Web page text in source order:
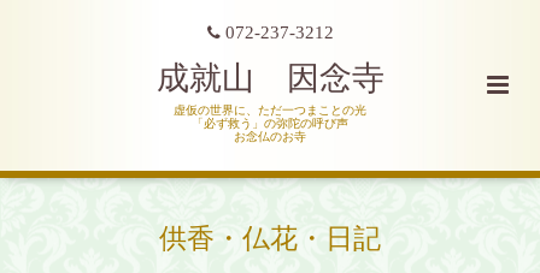
072-237-3212
成就山 因念寺
虚仮の世界に、ただ一つまことの光
「必ず救う」の弥陀の呼び声
お念仏のお寺
供香・仏花・日記